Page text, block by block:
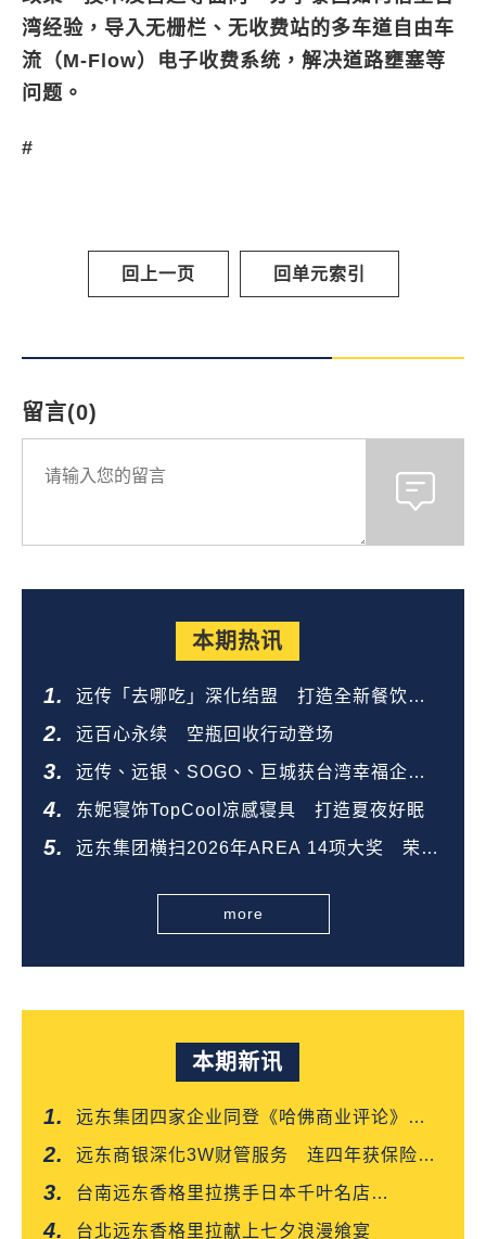
湾经验，导入无栅栏、无收费站的多车道自由车
流（M-Flow）电子收费系统，解决道路壅塞等
问题。
#
回上一页 回单元索引
留言(0)
本期热讯
远传「去哪吃」深化结盟 打造全新餐饮生
态圈
远百心永续 空瓶回收行动登场
远传、远银、SOGO、巨城获台湾幸福企业
金奖
东妮寝饰TopCool凉感寝具 打造夏夜好眠
远东集团横扫2026年AREA 14项大奖 荣登
more
本期新讯
远东集团四家企业同登《哈佛商业评论》
「台湾企业领袖100强」
远东商银深化3W财管服务 连四年获保险信
望爱双奖肯定
台南远东香格里拉携手日本千叶名店
「CROISSANT」 得奖可颂抢先上市
台北远东香格里拉献上七夕浪漫飨宴